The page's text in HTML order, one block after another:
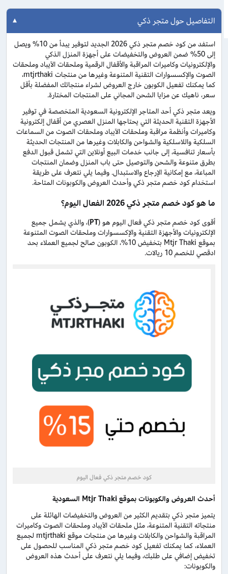
التفاصيل حول متجر ذكي
استفد من كود خصم متجر ذكي 2026 الجديد لتوفير يبدأ من 10% ويصل
إلى 50% ضمن العروض والتخفيضات على أجهزة المنزل الذكي
والإلكترونيات وكاميرات المراقبة والأقفال الرقمية وملحقات الآيباد وملحقات
الصوت والإكسسوارات التقنية المتنوعة وغيرها من منتجات mtjrthaki،
كما يمكنك تفعيل الكوبون خارج العروض لشراء منتجاتك المفضلة بأقل
سعر، ناهيك عن مزايا الشحن المجاني على المنتجات المختارة.
ويعد متجر ذكي أحد المتاجر الإلكترونية السعودية المتخصصة في توفير
الأجهزة التقنية الحديثة التي يحتاجها المنزل العصري من أقفال إلكترونية
وكاميرات وأنظمة مراقبة وملحقات الآيباد وملحقات الصوت من السماعات
السلكية واللاسلكية والشواحن والكابلات وغيرها من المنتجات الحديثة
بأسعار تنافسية، إلى جانب خدمات البيع أونلاين التي تشمل قبول الدفع
بطرق متنوعة والشحن والتوصيل حتى باب المنزل وضمان المنتجات
المباعة، مع إمكانية الإرجاع والاستبدال. وفيما يلي نتعرف على طريقة
استخدام كود خصم متجر ذكي وأحدث العروض والكوبونات المتاحة.
ما هو كود خصم متجر ذكي 2026 الفعال اليوم؟
أقوى كود خصم متجر ذكي فعال اليوم هو (PT)، والذي يشمل جميع
الإلكترونيات والأجهزة التقنية والإكسسوارات وملحقات الصوت المتنوعة
بموقع Mtjr Thaki بتخفيض 10%، الكوبون صالح لجميع العملاء بحد
ادقصي للخصم 10 ريالات.
كود خصم متجر ذكي فعال اليوم
أحدث العروض والكوبونات بموقعMtjr Thaki السعودية
يتميز متجر ذكي بتقديم الكثير من العروض والتخفيضات الهائلة على
منتجاته التقنية المتنوعة، مثل ملحقات الآيباد وملحقات الصوت وكاميرات
المراقبة والشواحن والكابلات وغيرها من منتجات موقع mtjrthaki لجميع
العملاء، كما يمكنك تفعيل كود خصم متجر ذكي المناسب للحصول على
تخفيض إضافي على طلبك، وفيما يلي نتعرف على أحدث هذه العروض
والكوبونات: